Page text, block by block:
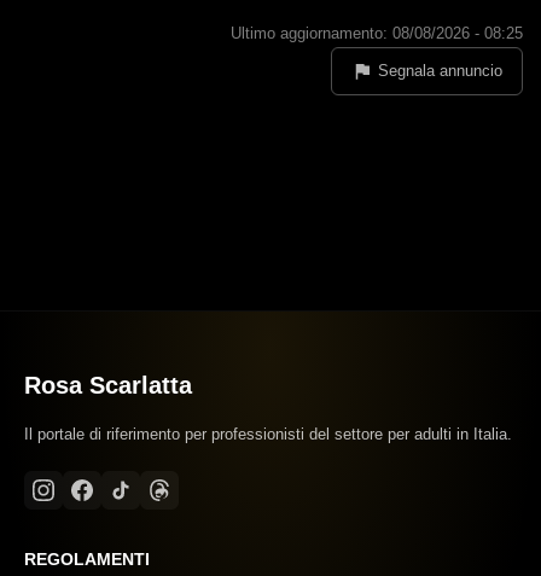
Ultimo aggiornamento: 08/08/2026 - 08:25
Segnala annuncio
Rosa Scarlatta
Il portale di riferimento per professionisti del settore per adulti in Italia.
REGOLAMENTI